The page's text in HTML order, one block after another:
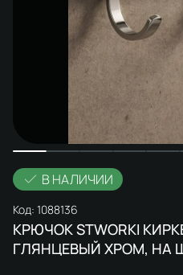
В НАЛИЧИИ
Код: 1088136
КРЮЧОК STWORKI
ГЛЯНЦЕВЫЙ ХРОМ, НА